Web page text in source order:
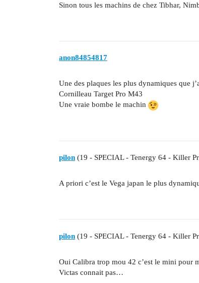
Sinon tous les machins de chez Tibhar,
anon84854817
Une des plaques les plus dynamiques que
Cornilleau Target Pro M43
Une vraie bombe le machin
pilon (19 - SPECIAL - Tenergy 64 - Killer
A priori c’est le Vega japan le plus
pilon (19 - SPECIAL - Tenergy 64 - Killer
Oui Calibra trop mou 42 c’est le mini pour
Victas connait pas…